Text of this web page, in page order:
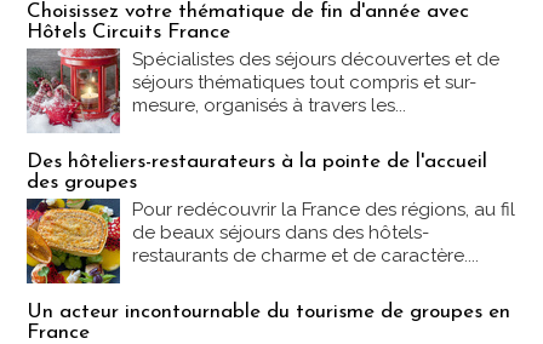
Choisissez votre thématique de fin d'année avec
Hôtels Circuits France
Spécialistes des séjours découvertes et de
séjours thématiques tout compris et sur-
mesure, organisés à travers les...
Des hôteliers-restaurateurs à la pointe de l'accueil
des groupes
Pour redécouvrir la France des régions, au fil
de beaux séjours dans des hôtels-
restaurants de charme et de caractère....
Un acteur incontournable du tourisme de groupes en
France